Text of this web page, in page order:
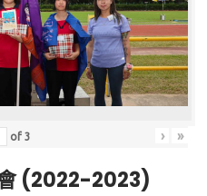
of3 › »
(2022-2023)